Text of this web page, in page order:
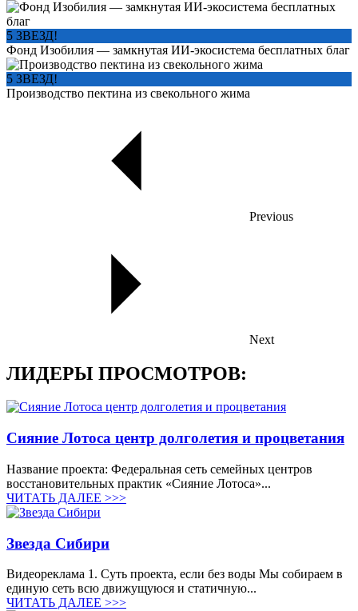
5 ЗВЕЗД!
Фонд Изобилия — замкнутая ИИ-экосистема бесплатных благ
5 ЗВЕЗД!
Производство пектина из свекольного жима
Previous
Next
ЛИДЕРЫ ПРОСМОТРОВ:
Сияние Лотоса центр долголетия и процветания
Название проекта: Федеральная сеть семейных центров
восстановительных практик «Сияние Лотоса»...
ЧИТАТЬ ДАЛЕЕ >>>
Звезда Сибири
Видеореклама 1. Суть проекта, если без воды Мы собираем в
единую сеть всю движущуюся и статичную...
ЧИТАТЬ ДАЛЕЕ >>>